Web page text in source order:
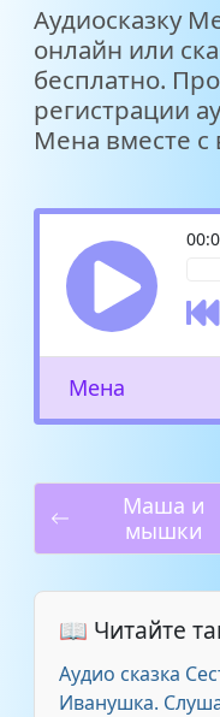
Аудиосказку
онлайн или
бесплатно.
регистрации
Мена вместе
Мена
Маша и
мышки
📖 Читайте
Аудио сказка
Иванушка.